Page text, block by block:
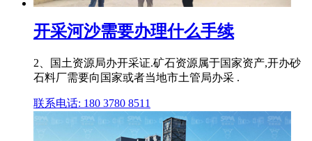
开采河沙需要办理什么手续
2、国土资源局办开采证.矿石资源属于国家资产,开办砂
石料厂需要向国家或者当地市土管局办采 .
联系电话: 180 3780 8511